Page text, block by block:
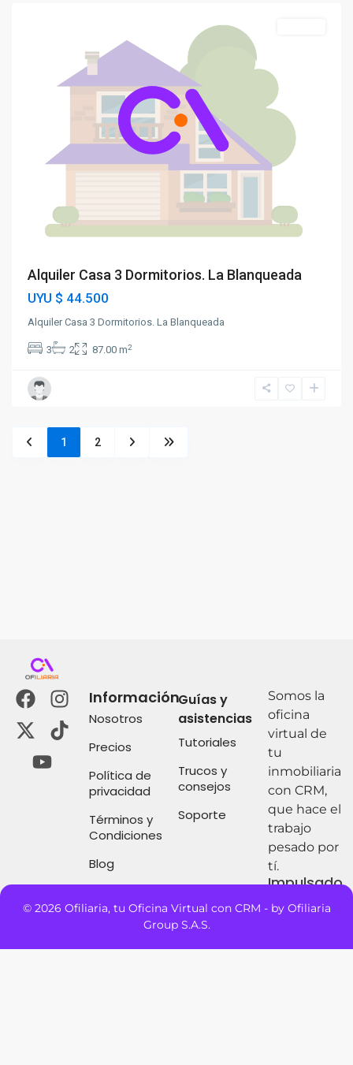
Alquiler Casa 3 Dormitorios. La Blanqueada
UYU $ 44.500
Alquiler Casa 3 Dormitorios. La Blanqueada
3 2 87.00 m2
1 2
Información
Nosotros
Precios
Política de
privacidad
Términos y
Condiciones
Blog
Guías y
asistencias
Tutoriales
Trucos y
consejos
Soporte
Somos la
oficina
virtual de
tu
inmobiliaria
con CRM,
que hace el
trabajo
pesado por
tí.
Impulsado
© 2026 Ofiliaria, tu Oficina Virtual con CRM - by Ofiliaria
Group S.A.S.